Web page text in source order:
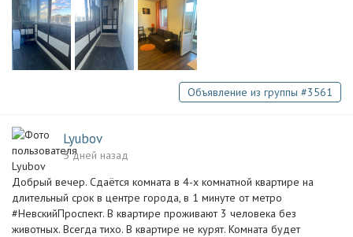
Объявление из группы #3561
Lyubov
5 дней назад
Добрый вечер. Сдаётся комната в 4-х комнатной квартире на
длительный срок в центре города, в 1 минуте от метро
#НевскийПроспект. В квартире проживают 3 человека без
животных. Всегда тихо. В квартире не курят. Комната будет